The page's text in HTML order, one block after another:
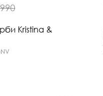
Kristina &